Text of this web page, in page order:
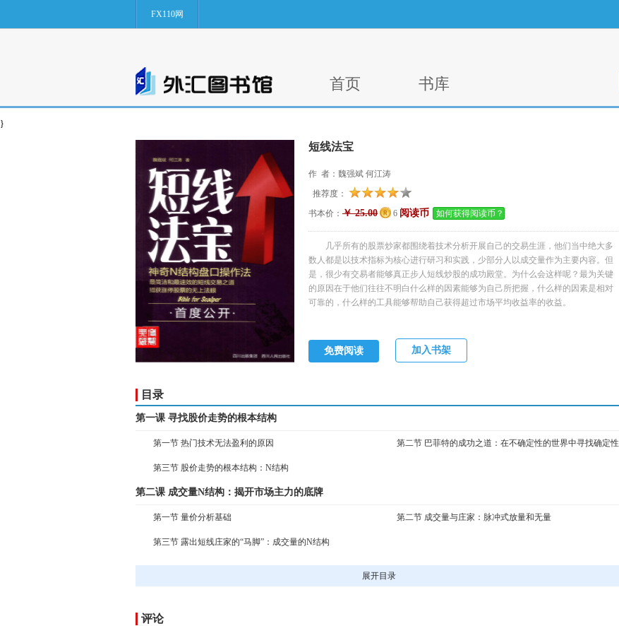
FX110网
首页 书库
}
短线法宝
作 者：魏强斌 何江涛
推荐度：
书本价： ￥ 25.00 6 阅读币 如何获得阅读币？
几乎所有的股票炒家都围绕着技术分析开展自己的交易生涯，他们当中绝大多
数人都是以技术指标为核心进行研习和实践，少部分人以成交量作为主要内容。但
是，很少有交易者能够真正步人短线炒股的成功殿堂。为什么会这样呢？最为关键
的原因在于他们往往不明白什么样的因素能够为自己所把握，什么样的因素是相对
可靠的，什么样的工具能够帮助自己获得超过市场平均收益率的收益。
免费阅读 加入书架
目录
第一课 寻找股价走势的根本结构
第一节 热门技术无法盈利的原因 第二节 巴菲特的成功之道：在不确定性的世界中寻找确定性
第三节 股价走势的根本结构：N结构
第二课 成交量N结构：揭开市场主力的底牌
第一节 量价分析基础 第二节 成交量与庄家：脉冲式放量和无量
第三节 露出短线庄家的“马脚”：成交量的N结构
第三课 蜡烛线N结构：阻击涨停板的杀手锏
第三节 庄家和市场一定会做的事情：蜡烛线N结构
展开目录
评论